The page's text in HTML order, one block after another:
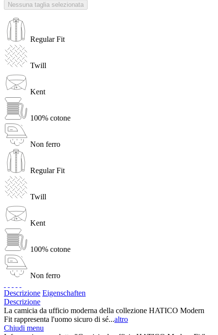
Nessuna taglia selezionata
Regular Fit
Twill
Kent
100% cotone
Non ferro
Regular Fit
Twill
Kent
100% cotone
Non ferro
Descrizione Eigenschaften
Descrizione
La camicia da ufficio moderna della collezione HATICO Modern
Fit rappresenta l'uomo sicuro di sé...altro
Chiudi menu